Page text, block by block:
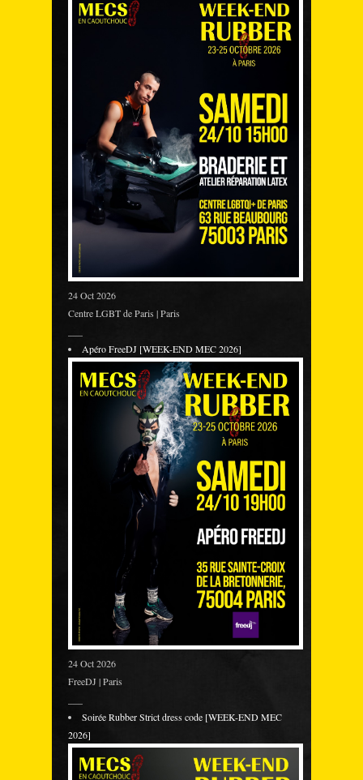
24 Oct 2026
Centre LGBT de Paris | Paris
Apéro FreeDJ [WEEK-END MEC 2026]
24 Oct 2026
FreeDJ | Paris
Soirée Rubber Strict dress code [WEEK-END MEC
2026]